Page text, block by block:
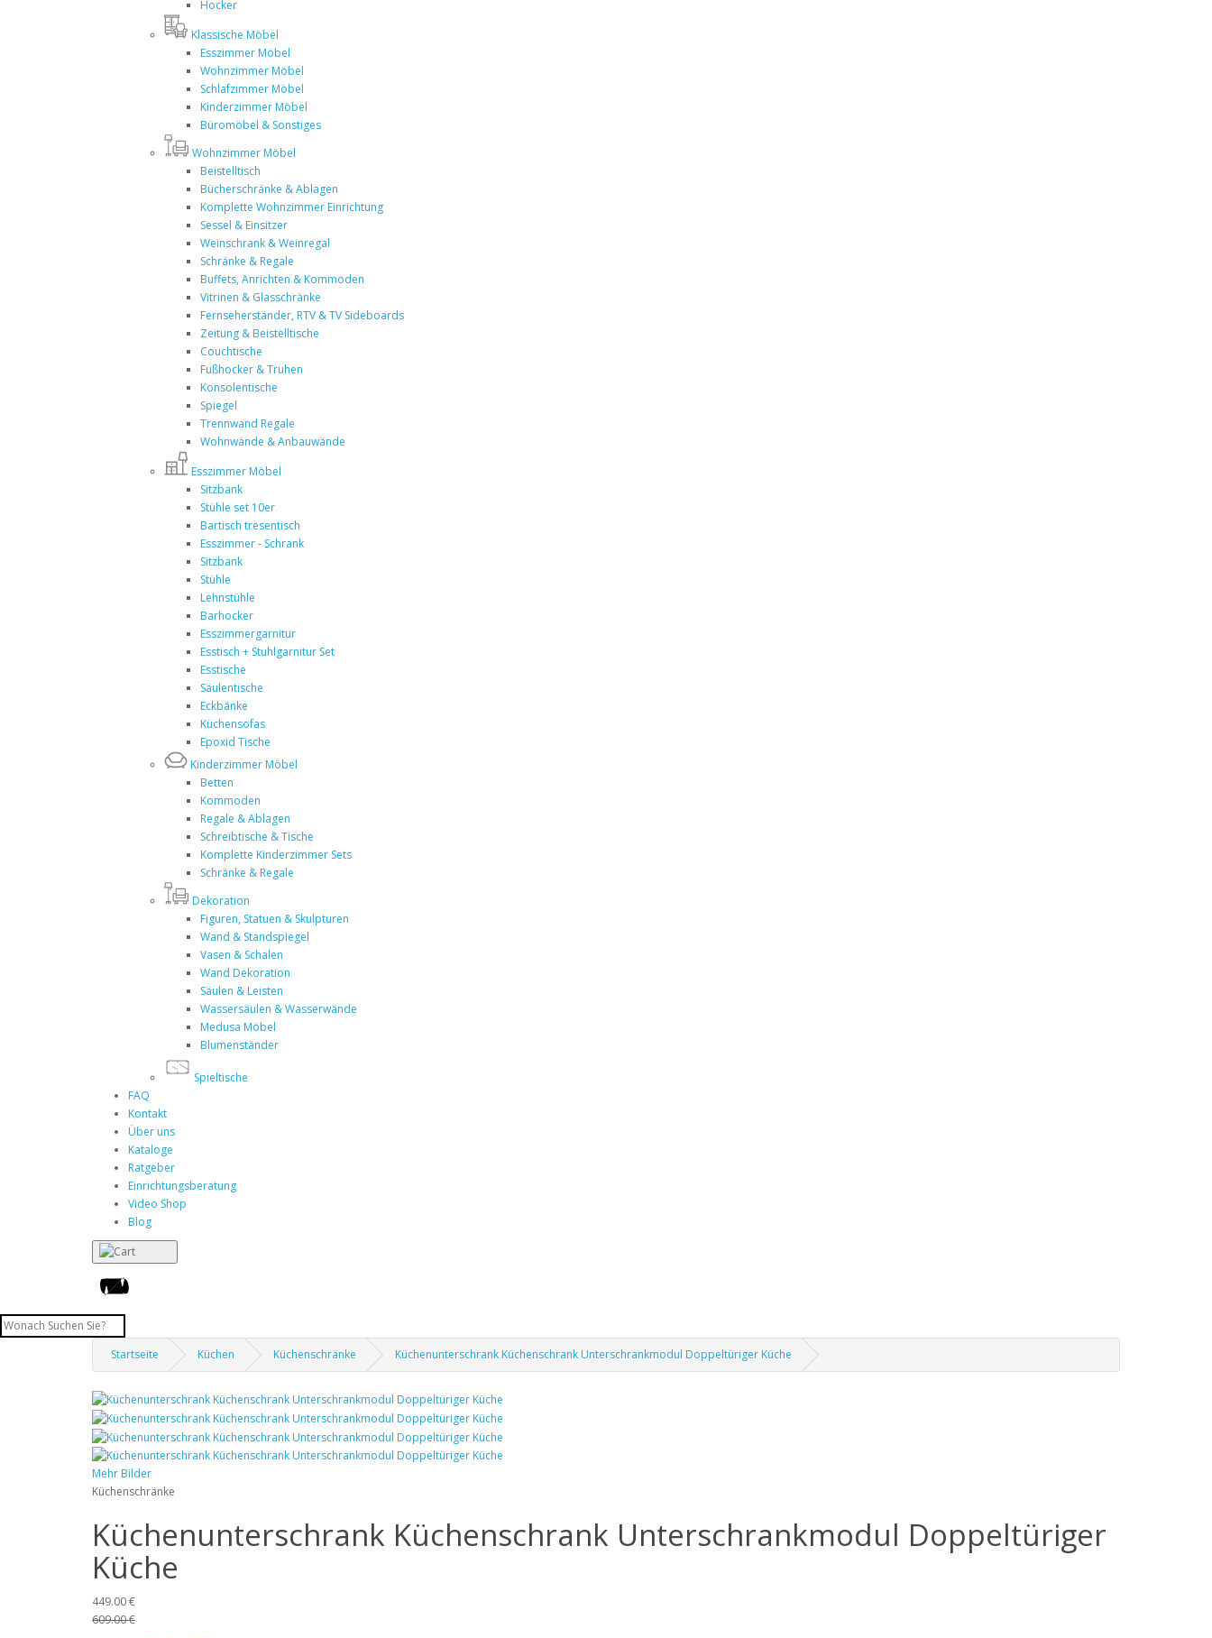
Hocker
Klassische Möbel
Esszimmer Möbel
Wohnzimmer Möbel
Schlafzimmer Möbel
Kinderzimmer Möbel
Büromöbel & Sonstiges
Wohnzimmer Möbel
Beistelltisch
Bücherschränke & Ablagen
Komplette Wohnzimmer Einrichtung
Sessel & Einsitzer
Weinschrank & Weinregal
Schränke & Regale
Buffets, Anrichten & Kommoden
Vitrinen & Glasschränke
Fernseherständer, RTV & TV Sideboards
Zeitung & Beistelltische
Couchtische
Fußhocker & Truhen
Konsolentische
Spiegel
Trennwand Regale
Wohnwände & Anbauwände
Esszimmer Möbel
Sitzbank
Stühle set 10er
Bartisch tresentisch
Esszimmer - Schrank
Sitzbank
Stühle
Lehnstühle
Barhocker
Esszimmergarnitur
Esstisch + Stuhlgarnitur Set
Esstische
Säulentische
Eckbänke
Küchensofas
Epoxid Tische
Kinderzimmer Möbel
Betten
Kommoden
Regale & Ablagen
Schreibtische & Tische
Komplette Kinderzimmer Sets
Schränke & Regale
Dekoration
Figuren, Statuen & Skulpturen
Wand & Standspiegel
Vasen & Schalen
Wand Dekoration
Säulen & Leisten
Wassersäulen & Wasserwände
Medusa Möbel
Blumenständer
Spieltische
FAQ
Kontakt
Über uns
Kataloge
Ratgeber
Einrichtungsberatung
Video Shop
Blog
Startseite Küchen Küchenschränke Küchenunterschrank Küchenschrank Unterschrankmodul Doppeltüriger Küche
Mehr Bilder
Küchenschränke
Küchenunterschrank Küchenschrank Unterschrankmodul Doppeltüriger
Küche
449.00 €
609.00 €